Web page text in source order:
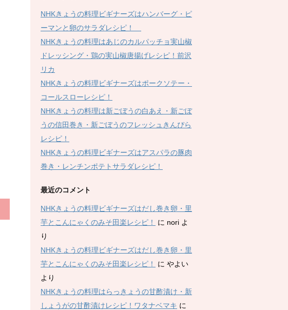
NHKきょうの料理ビギナーズはハンバーグ・ピ
ーマンと卵のサラダレシピ！
NHKきょうの料理はあじのカルパッチョ実山椒
ドレッシング・鶏の実山椒唐揚げレシピ！前沢
リカ
NHKきょうの料理ビギナーズはポークソテー・
コールスローレシピ！
NHKきょうの料理は新ごぼうの白あえ・新ごぼ
うの信田巻き・新ごぼうのフレッシュきんぴら
レシピ！
NHKきょうの料理ビギナーズはアスパラの豚肉
巻き・レンチンポテトサラダレシピ！
最近のコメント
NHKきょうの料理ビギナーズはだし巻き卵・里
芋とこんにゃくのみそ田楽レシピ！
に nori よ
り
NHKきょうの料理ビギナーズはだし巻き卵・里
芋とこんにゃくのみそ田楽レシピ！
に やよい
より
NHKきょうの料理はらっきょうの甘酢漬け・新
しょうがの甘酢漬けレシピ！ワタナベマキ に